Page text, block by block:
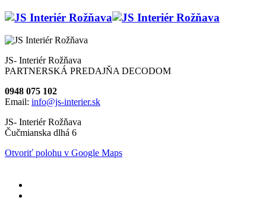
JS- Interiér Rožňava
PARTNERSKÁ PREDAJŇA DECODOM
0948 075 102
Email: info@js-interier.sk
JS- Interiér Rožňava
Čučmianska dlhá 6
Otvoriť polohu v Google Maps